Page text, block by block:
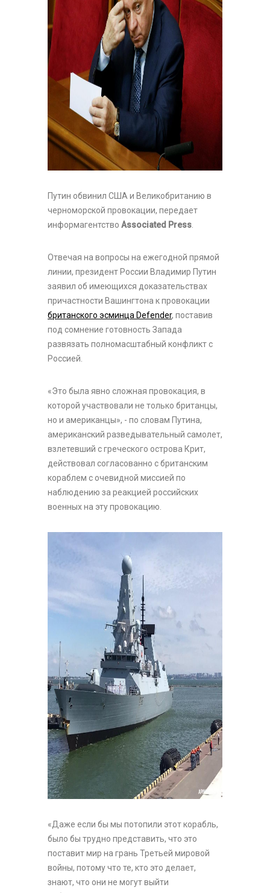
Путин обвинил США и Великобританию в
черноморской провокации, передает
информагентство Associated Press
Отвечая на вопросы на ежегодной прямой
линии, президент России Владимир Путин
заявил об имеющихся доказательствах
причастности Вашингтона к провокации
британского эсминца Defender, поставив
под сомнение готовность Запада
развязать полномасштабный конфликт с
Россией.
«Это была явно сложная провокация, в
которой участвовали не только британцы,
но и американцы», - по словам Путина,
американский разведывательный самолет,
взлетевший с греческого острова Крит,
действовал согласованно с британским
кораблем с очевидной миссией по
наблюдению за реакцией российских
военных на эту провокацию.
«Даже если бы мы потопили этот корабль,
было бы трудно представить, что это
поставит мир на грань Третьей мировой
войны, потому что те, кто это делает,
знают, что они не могут выйти